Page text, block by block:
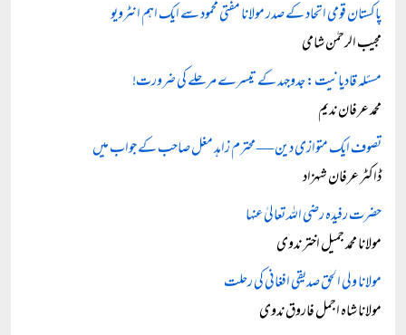
پاکستان قومی اتحاد کے صدر مولانا مفتی محمود سے ایک اہم انٹرویو
مجیب الرحمٰن شامی
مسئلہ قادیانیت: جدوجہد کے تیسرے مرحلے کی ضرورت!
محمد عرفان ندیم
تصوف ایک متوازی دین — محترم زاہد مغل صاحب کے جواب میں
ڈاکٹر عرفان شہزاد
حضرت رفیدہ رضی اللہ تعالیٰ عنہا
مولانا محمد جمیل اختر ندوی
مولانا ولی الحق صدیقی افغانی کی رحلت
مولانا شاہ اجمل فاروق ندوی